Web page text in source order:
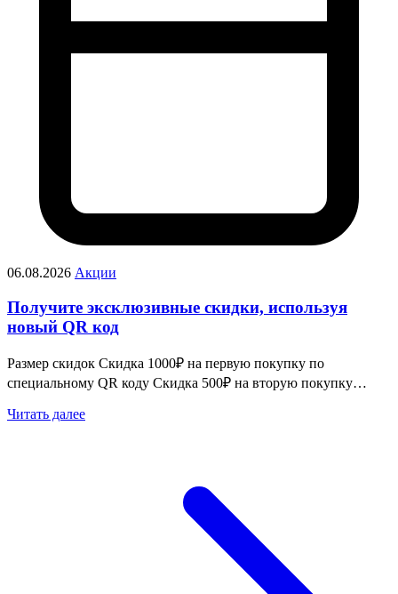
06.08.2026 Акции
Получите эксклюзивные скидки, используя
новый QR код
Размер скидок Скидка 1000₽ на первую покупку по
специальному QR коду Скидка 500₽ на вторую покупку…
Читать далее